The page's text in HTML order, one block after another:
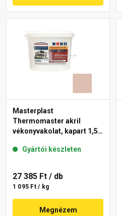
Masterplast
Thermomaster akril
vékonyvakolat, kapart 1,5
Gyártói készleten
27 385 Ft / db
1 095 Ft / kg
Megnézem